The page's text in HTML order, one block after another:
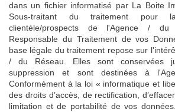
dans un fichier informatisé par La Boite
Sous-traitant du traitement
clientèle/prospects de l'Agence /
Responsable du Traitement de vos
base légale du traitement repose sur
/ du Réseau. Elles sont conservées
suppression et sont destinées à
Conformément à la loi « informatique et
des droits d’accès, de rectification,
limitation et de portabilité de vos